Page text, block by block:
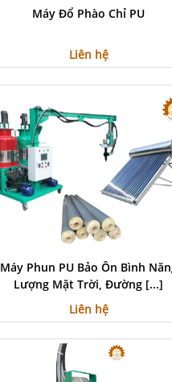
Máy Đổ Phào Chỉ PU
Liên hệ
Máy Phun PU Bảo Ôn Bình
Lượng Mặt Trời, Đường [...]
Liên hệ